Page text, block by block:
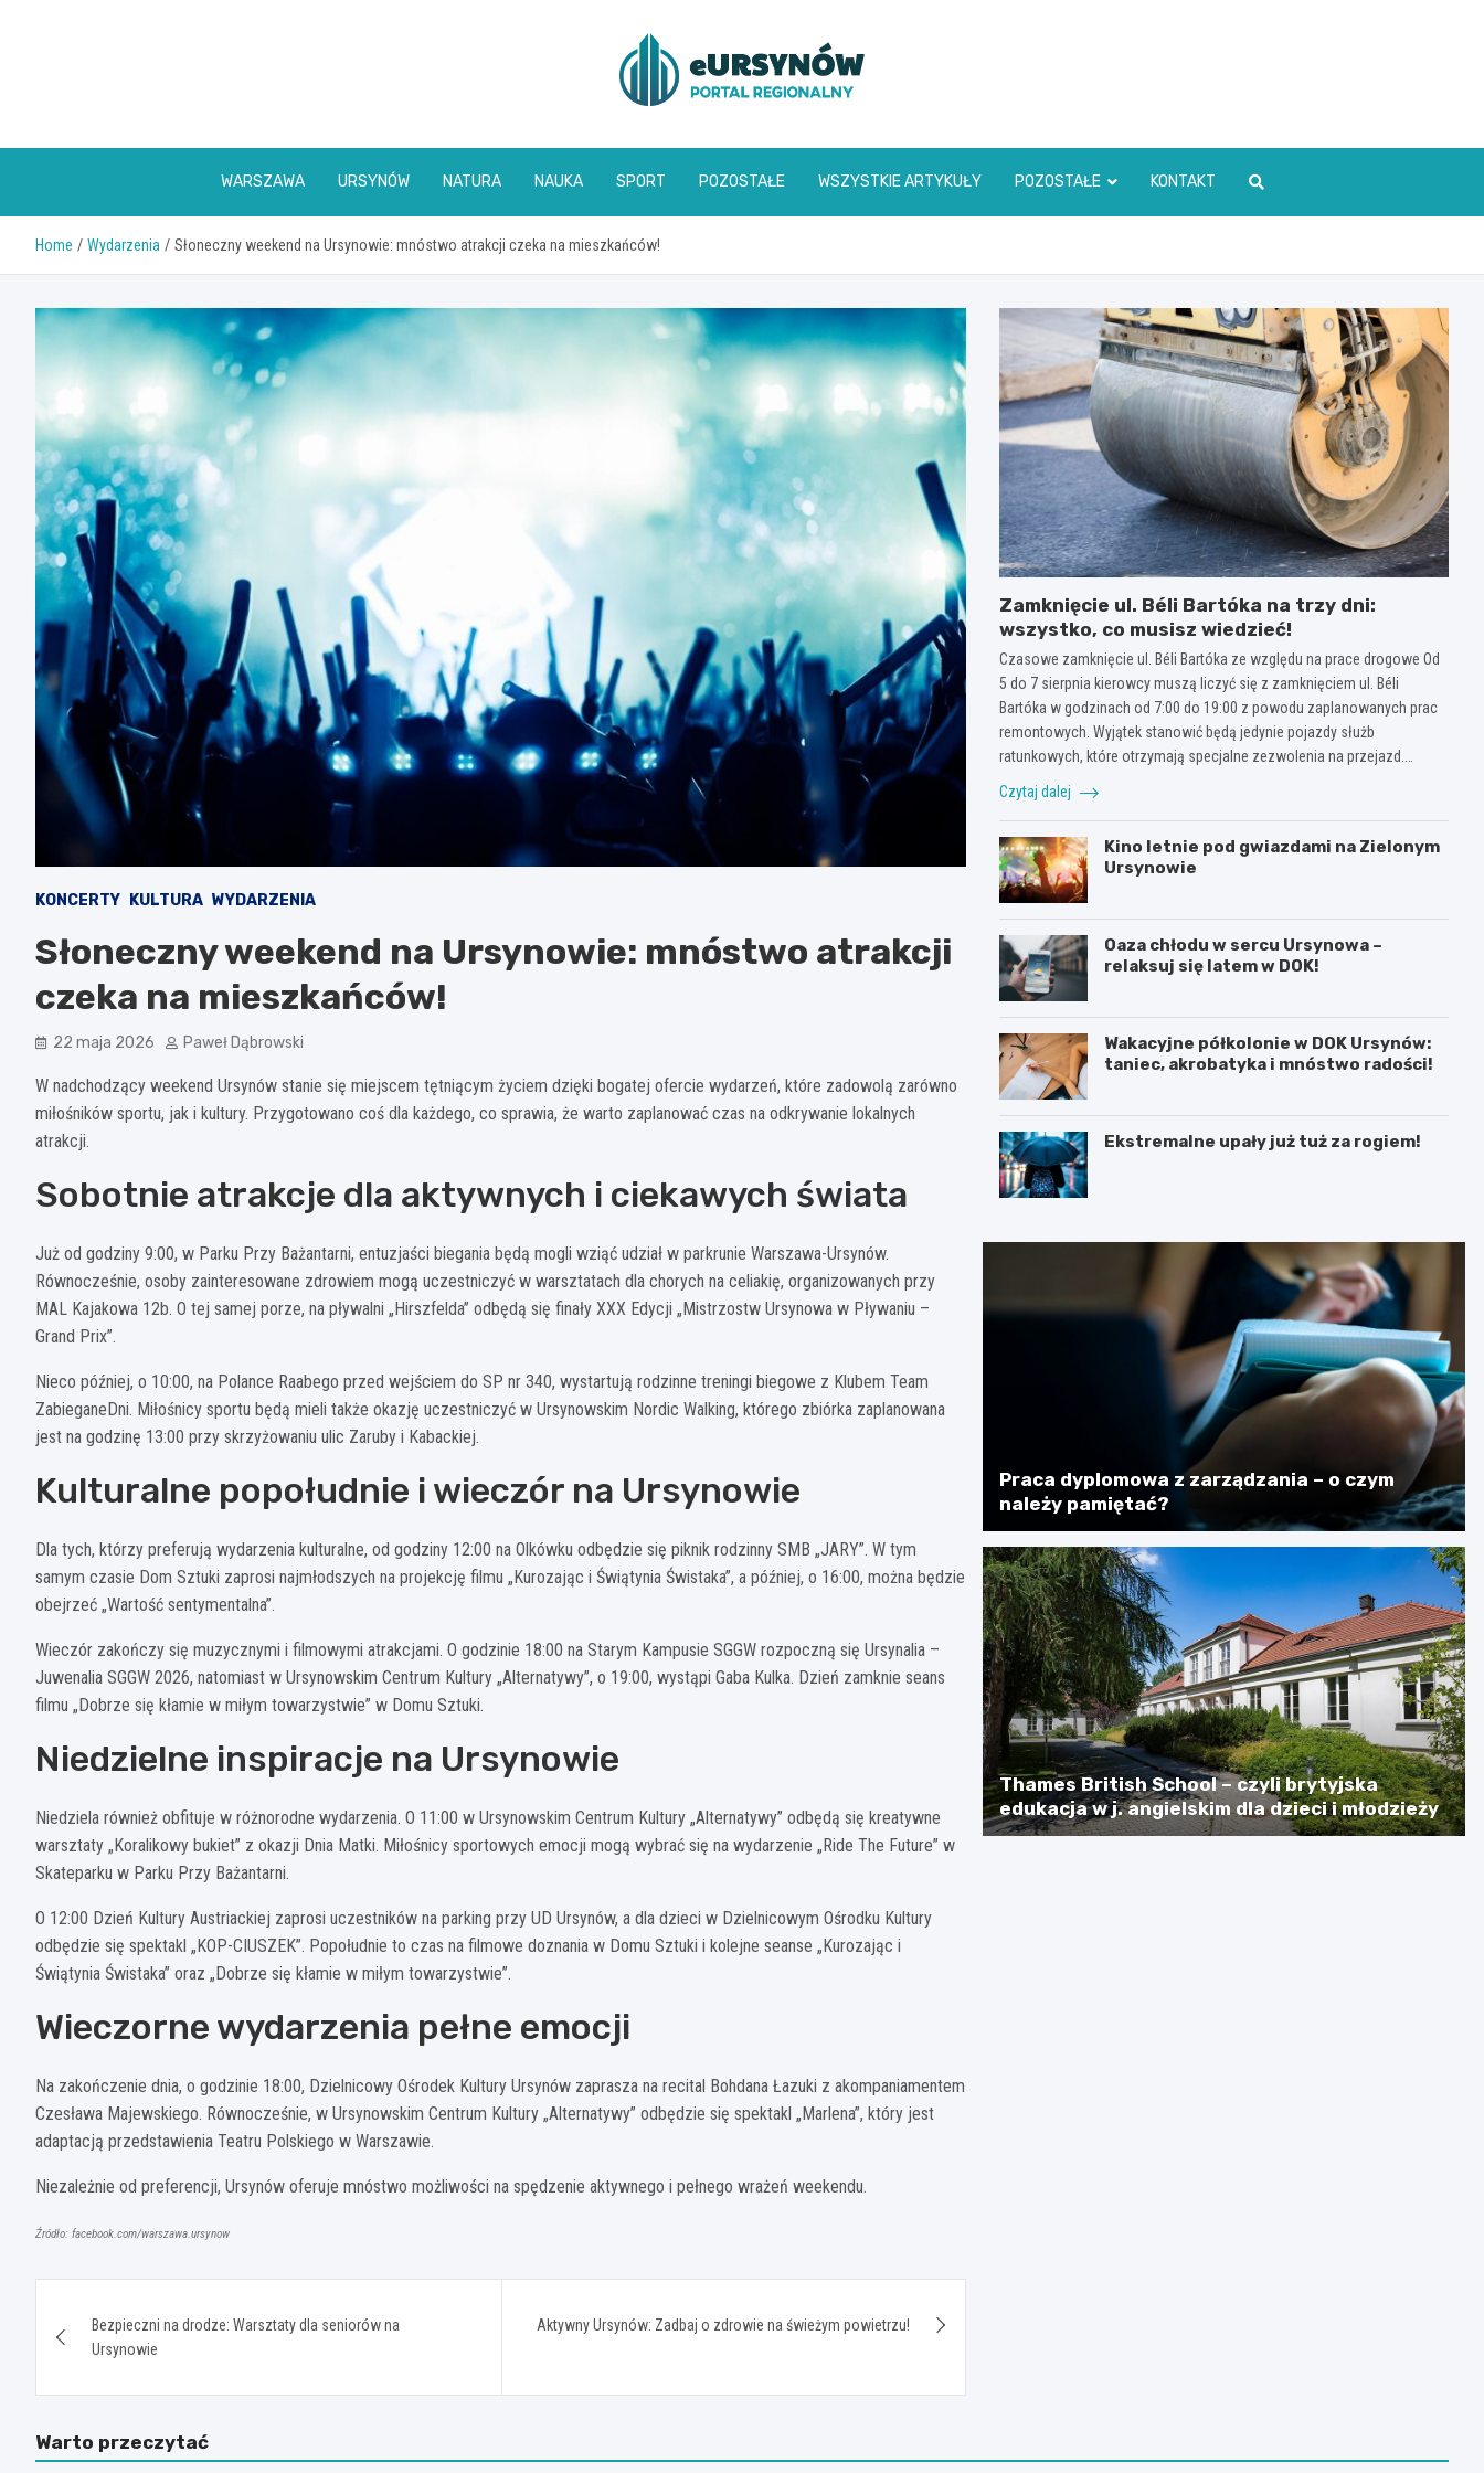
WARSZAWA URSYNÓW NATURA NAUKA SPORT POZOSTAŁE WSZYSTKIE ARTYKUŁY POZOSTAŁE KONTAKT
Home Wydarzenia Słoneczny weekend na Ursynowie: mnóstwo atrakcji czeka na mieszkańców!
KONCERTY KULTURA WYDARZENIA
Słoneczny weekend na Ursynowie: mnóstwo atrakcji
czeka na mieszkańców!
22 maja 2026 Paweł Dąbrowski
W nadchodzący weekend Ursynów stanie się miejscem tętniącym życiem dzięki bogatej ofercie wydarzeń, które zadowolą zarówno
miłośników sportu, jak i kultury. Przygotowano coś dla każdego, co sprawia, że warto zaplanować czas na odkrywanie lokalnych
atrakcji.
Sobotnie atrakcje dla aktywnych i ciekawych świata
Już od godziny 9:00, w Parku Przy Bażantarni, entuzjaści biegania będą mogli wziąć udział w parkrunie Warszawa-Ursynów.
Równocześnie, osoby zainteresowane zdrowiem mogą uczestniczyć w warsztatach dla chorych na celiakię, organizowanych przy
MAL Kajakowa 12b. O tej samej porze, na pływalni „Hirszfelda” odbędą się finały XXX Edycji „Mistrzostw Ursynowa w Pływaniu –
Grand Prix”.
Nieco później, o 10:00, na Polance Raabego przed wejściem do SP nr 340, wystartują rodzinne treningi biegowe z Klubem Team
ZabieganeDni. Miłośnicy sportu będą mieli także okazję uczestniczyć w Ursynowskim Nordic Walking, którego zbiórka zaplanowana
jest na godzinę 13:00 przy skrzyżowaniu ulic Zaruby i Kabackiej.
Kulturalne popołudnie i wieczór na Ursynowie
Dla tych, którzy preferują wydarzenia kulturalne, od godziny 12:00 na Olkówku odbędzie się piknik rodzinny SMB „JARY”. W tym
samym czasie Dom Sztuki zaprosi najmłodszych na projekcję filmu „Kurozając i Świątynia Świstaka”, a później, o 16:00, można będzie
obejrzeć „Wartość sentymentalna”.
Wieczór zakończy się muzycznymi i filmowymi atrakcjami. O godzinie 18:00 na Starym Kampusie SGGW rozpoczną się Ursynalia –
Juwenalia SGGW 2026, natomiast w Ursynowskim Centrum Kultury „Alternatywy”, o 19:00, wystąpi Gaba Kulka. Dzień zamknie seans
filmu „Dobrze się kłamie w miłym towarzystwie” w Domu Sztuki.
Niedzielne inspiracje na Ursynowie
Niedziela również obfituje w różnorodne wydarzenia. O 11:00 w Ursynowskim Centrum Kultury „Alternatywy” odbędą się kreatywne
warsztaty „Koralikowy bukiet” z okazji Dnia Matki. Miłośnicy sportowych emocji mogą wybrać się na wydarzenie „Ride The Future” w
Skateparku w Parku Przy Bażantarni.
O 12:00 Dzień Kultury Austriackiej zaprosi uczestników na parking przy UD Ursynów, a dla dzieci w Dzielnicowym Ośrodku Kultury
odbędzie się spektakl „KOP-CIUSZEK”. Popołudnie to czas na filmowe doznania w Domu Sztuki i kolejne seanse „Kurozając i
Świątynia Świstaka” oraz „Dobrze się kłamie w miłym towarzystwie”.
Wieczorne wydarzenia pełne emocji
Na zakończenie dnia, o godzinie 18:00, Dzielnicowy Ośrodek Kultury Ursynów zaprasza na recital Bohdana Łazuki z akompaniamentem
Czesława Majewskiego. Równocześnie, w Ursynowskim Centrum Kultury „Alternatywy” odbędzie się spektakl „Marlena”, który jest
adaptacją przedstawienia Teatru Polskiego w Warszawie.
Niezależnie od preferencji, Ursynów oferuje mnóstwo możliwości na spędzenie aktywnego i pełnego wrażeń weekendu.
Źródło: facebook.com/warszawa.ursynow
wpisuBezpieczni na drodze: Warsztaty dla seniorów na
Ursynowie
Aktywny Ursynów: Zadbaj o zdrowie na świeżym powietrzu!
Zamknięcie ul. Béli Bartóka na trzy dni:
wszystko, co musisz wiedzieć!
Czasowe zamknięcie ul. Béli Bartóka ze względu na prace drogowe Od
5 do 7 sierpnia kierowcy muszą liczyć się z zamknięciem ul. Béli
Bartóka w godzinach od 7:00 do 19:00 z powodu zaplanowanych prac
remontowych. Wyjątek stanowić będą jedynie pojazdy służb
ratunkowych, które otrzymają specjalne zezwolenia na przejazd.…
Czytaj dalej
Kino letnie pod gwiazdami na Zielonym
Ursynowie
Oaza chłodu w sercu Ursynowa –
relaksuj się latem w DOK!
Wakacyjne półkolonie w DOK Ursynów:
taniec, akrobatyka i mnóstwo radości!
Ekstremalne upały już tuż za rogiem!
Praca dyplomowa z zarządzania – o czym
należy pamiętać?
Thames British School – czyli brytyjska
edukacja w j. angielskim dla dzieci i młodzieży
Warto przeczytać